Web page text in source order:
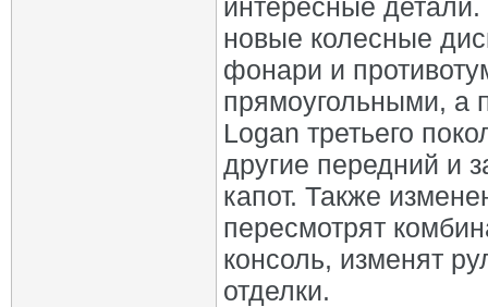
интересные
новые колесные
фонари и
прямоугольными,
Logan третьего
другие передний и
капот. Также
пересмотрят
консоль, изменят
отделки.